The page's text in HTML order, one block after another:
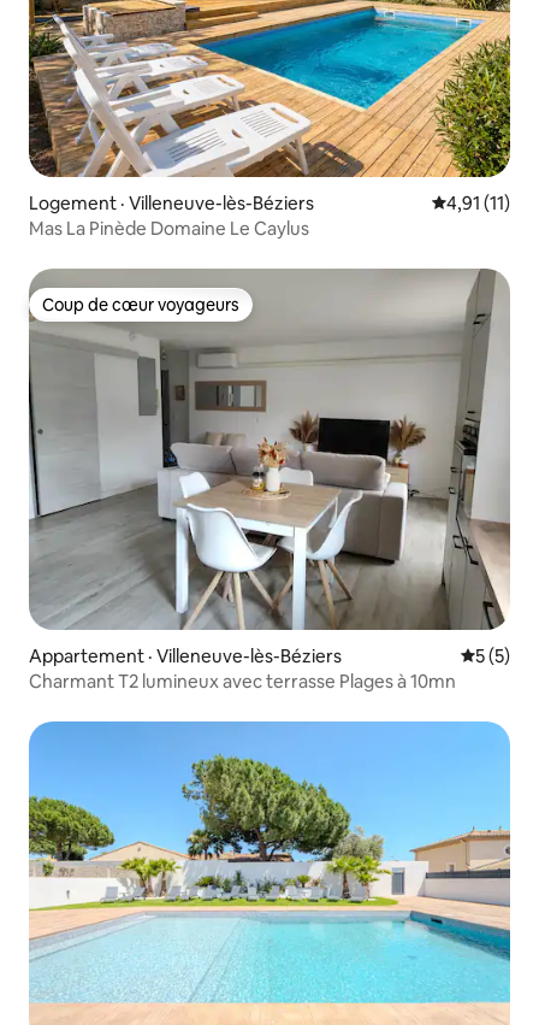
Logement · Villeneuve-lès-Béziers Note
4,91 (11)
Mas La Pinède Domaine Le Caylus
Coup de cœur voyageurs
Coup de cœur voyageurs
Appartement · Villeneuve-lès-Béziers Note
5 (5)
Charmant T2 lumineux avec terrasse Plages à 10mn